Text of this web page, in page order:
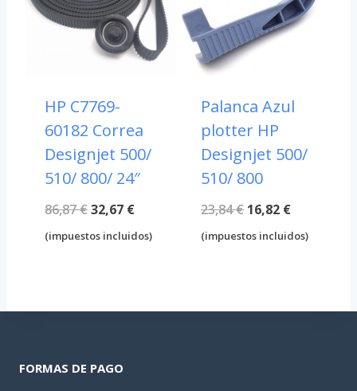
HP C7769-
60182 Correa
Designjet 500/
510/ 800/ 24″
86,87€El
precio
86,87 €.
32,67 €El
precio
32,67 €.
(impuestos incluidos)
Palanca Azul
plotter HP
Designjet 500/
510/ 800
23,84€ El
precio
23,84 €.
16,82 €El
precio
16,82 €.
(impuestos incluidos)
FORMAS DE PAGO